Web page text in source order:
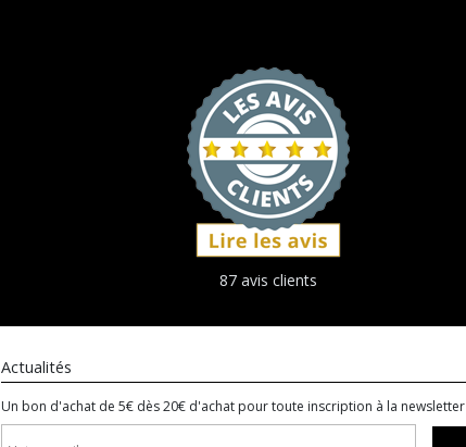
87 avis clients
Actualités
Un bon d'achat de 5€ dès 20€ d'achat pour toute inscription à la newsletter